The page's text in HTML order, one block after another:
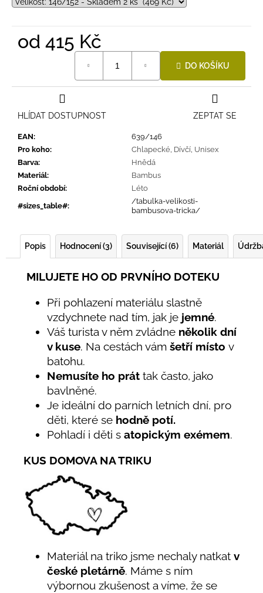
od 415 Kč
DO KOŠÍKU
EAN:
639/146
Pro koho: Chlapecké, Dívčí, Unisex
Barva:
Hnědá
Materiál:
Bambus
Roční období:
Léto
#sizes_table#:
/tabulka-velikosti-
bambusova-tricka/
ZEPTAT SE
HLÍDAT DOSTUPNOST
Popis Hodnocení (3) Související (6) Materiál
MILUJETE HO OD PRVNÍHO DOTEKU
Při pohlazení materiálu slastně
vzdychnete nad tím, jak je jemné.
Váš turista v něm zvládne několik dní
v kuse. Na cestách vám šetří místo v
batohu.
Nemusíte ho prát tak často, jako
bavlněné.
Je ideální do parních letních dní, pro
děti, které se hodně potí.
Pohladí i děti s atopickým exémem.
KUS DOMOVA NA TRIKU
Materiál na triko jsme nechaly natkat v
české pletárně. Máme s ním
výbornou zkušenost a víme, že se